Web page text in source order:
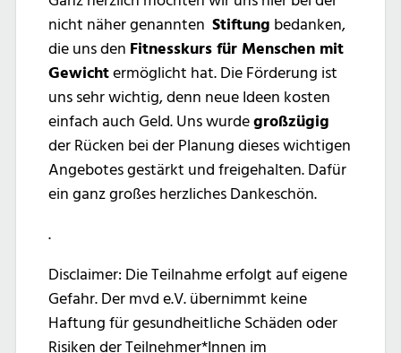
nicht näher genannten Stiftung bedanken,
die uns den Fitnesskurs für Menschen mit
Gewichtermöglicht hat. Die Förderung ist
uns sehr wichtig, denn neue Ideen kosten
einfach auch Geld. Uns wurdegroßzügig
der Rücken bei der Planung dieses wichtigen
Angebotes gestärkt und freigehalten. Dafür
ein ganz großes herzliches Dankeschön.
.
Disclaimer: Die Teilnahme erfolgt auf eigene
Gefahr. Der mvd e.V. übernimmt keine
Haftung für gesundheitliche Schäden oder
Risiken der Teilnehmer*Innen im